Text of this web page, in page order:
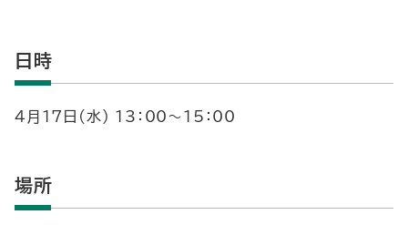
日時
４月17日(水) 13：00～15：00
場所